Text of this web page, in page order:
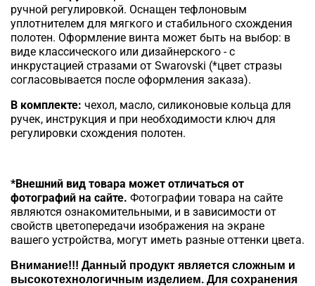
ручной регулировкой. Оснащен тефлоновым
уплотнителем для мягкого и стабильного схождения
полотен. Оформление винта может быть на выбор: в
виде классического или дизайнерского - с
инкрустацией стразами от Swarovski (*цвет стразы
согласовывается после оформления заказа).
В комплекте: чехол, масло, силиконовые кольца для
ручек, инструкция и при необходимости ключ для
регулировки схождения полотен.
*Внешний вид товара может отличаться от
фотографий на сайте. Фотографии товара на сайте
являются ознакомительными, и в зависимости от
свойств цветопередачи изображения на экране
вашего устройства, могут иметь разные оттенки цвета.
Внимание!!! Данный продукт является сложным и
высокотехнологичным изделием. Для сохранения